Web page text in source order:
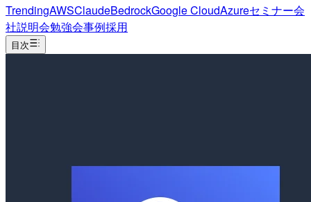
TrendingAWSClaudeBedrockGoogle CloudAzureセミナー会
社説明会勉強会事例採用
目次